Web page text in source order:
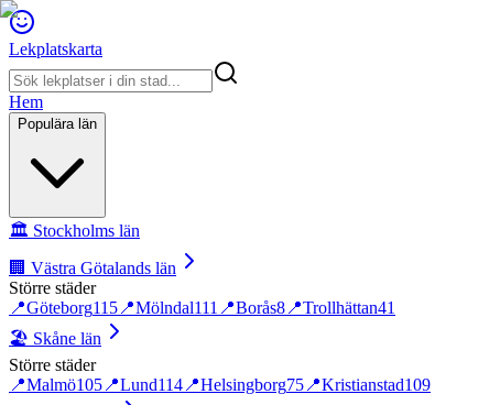
Lekplatskarta
Hem
Populära län
🏛️ Stockholms län
🏢 Västra Götalands län
Större städer
📍Göteborg115 📍Mölndal111 📍Borås8 📍Trollhättan41
🏖️ Skåne län
Större städer
📍Malmö105 📍Lund114 📍Helsingborg75 📍Kristianstad109